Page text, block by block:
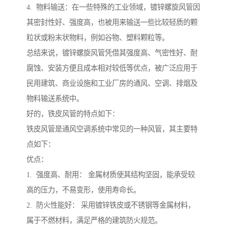
4. 物料输送：在一些特殊的工业领域，镀锌螺旋风管因
其密封性好、强度高，也被用来输送一些比较轻质的颗
粒状或粉末状物料，例如谷物、塑料颗粒等。
总结来说，镀锌螺旋风管凭借其强度高、气密性好、耐
腐蚀、安装方便且成本相对较低等优点，被广泛应用于
民用建筑、商业设施和工业厂房的通风、空调、排烟及
物料输送系统中。
好的，铁皮风管的特点如下：
铁皮风管是通风空调系统中常见的一种风管，其主要特
点如下：
优点：
1. 强度高、耐用： 金属材质使其结构坚固，能承受较
高的压力，不易变形，使用寿命长。
2. 防火性能好： 采用镀锌铁皮或不锈钢等金属材料，
属于不燃材料，满足严格的建筑防火规范。